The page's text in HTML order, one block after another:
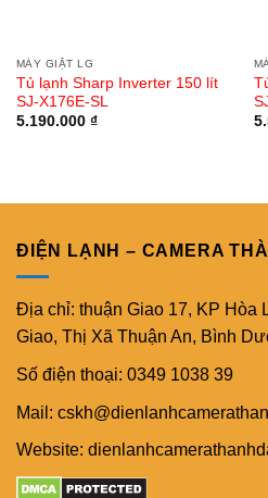
MÁY GIẶT LG
Tủ lạnh Sharp Inverter 150 lít
SJ-X176E-SL
5.190.000 ₫
ĐIỆN LẠNH – CAMERA
Địa chỉ: thuận Giao 17, KP Hòa
Giao, Thị Xã Thuận An, Bình
Số điện thoại: 0349 1038 39
Mail:
Website: